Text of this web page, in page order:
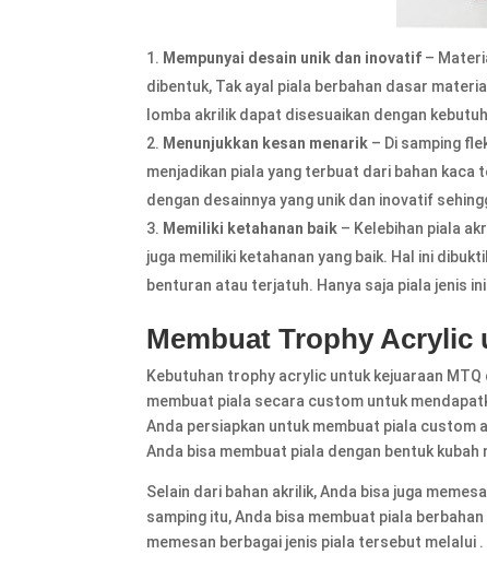
Mempunyai desain unik dan inovatif –
dibentuk, Tak ayal piala berbahan dasar
lomba akrilik dapat disesuaikan dengan
Menunjukkan kesan menarik – Di samping
menjadikan piala yang terbuat dari bahan kaca
dengan desainnya yang unik dan inovatif
Memiliki ketahanan baik – Kelebihan piala
juga memiliki ketahanan yang baik. Hal ini
benturan atau terjatuh. Hanya saja piala jenis
Membuat Trophy Acrylic
Kebutuhan trophy acrylic untuk kejuaraan
membuat piala secara custom untuk
Anda persiapkan untuk membuat piala custom
Anda bisa membuat piala dengan bentuk kubah
Selain dari bahan akrilik, Anda bisa juga
samping itu, Anda bisa membuat piala
memesan berbagai jenis piala tersebut melalui .